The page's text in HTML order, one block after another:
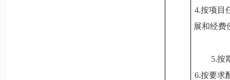
4.按项目
展和经费
5.按
6.按要求